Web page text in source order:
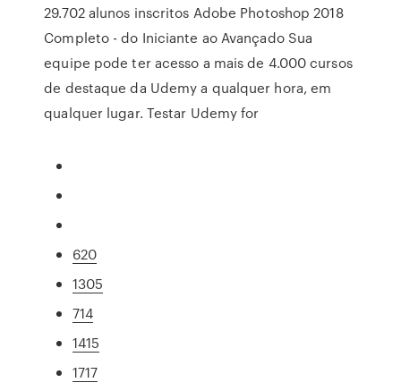
29.702 alunos inscritos Adobe Photoshop 2018
Completo - do Iniciante ao Avançado Sua
equipe pode ter acesso a mais de 4.000 cursos
de destaque da Udemy a qualquer hora, em
qualquer lugar. Testar Udemy for
620
1305
714
1415
1717